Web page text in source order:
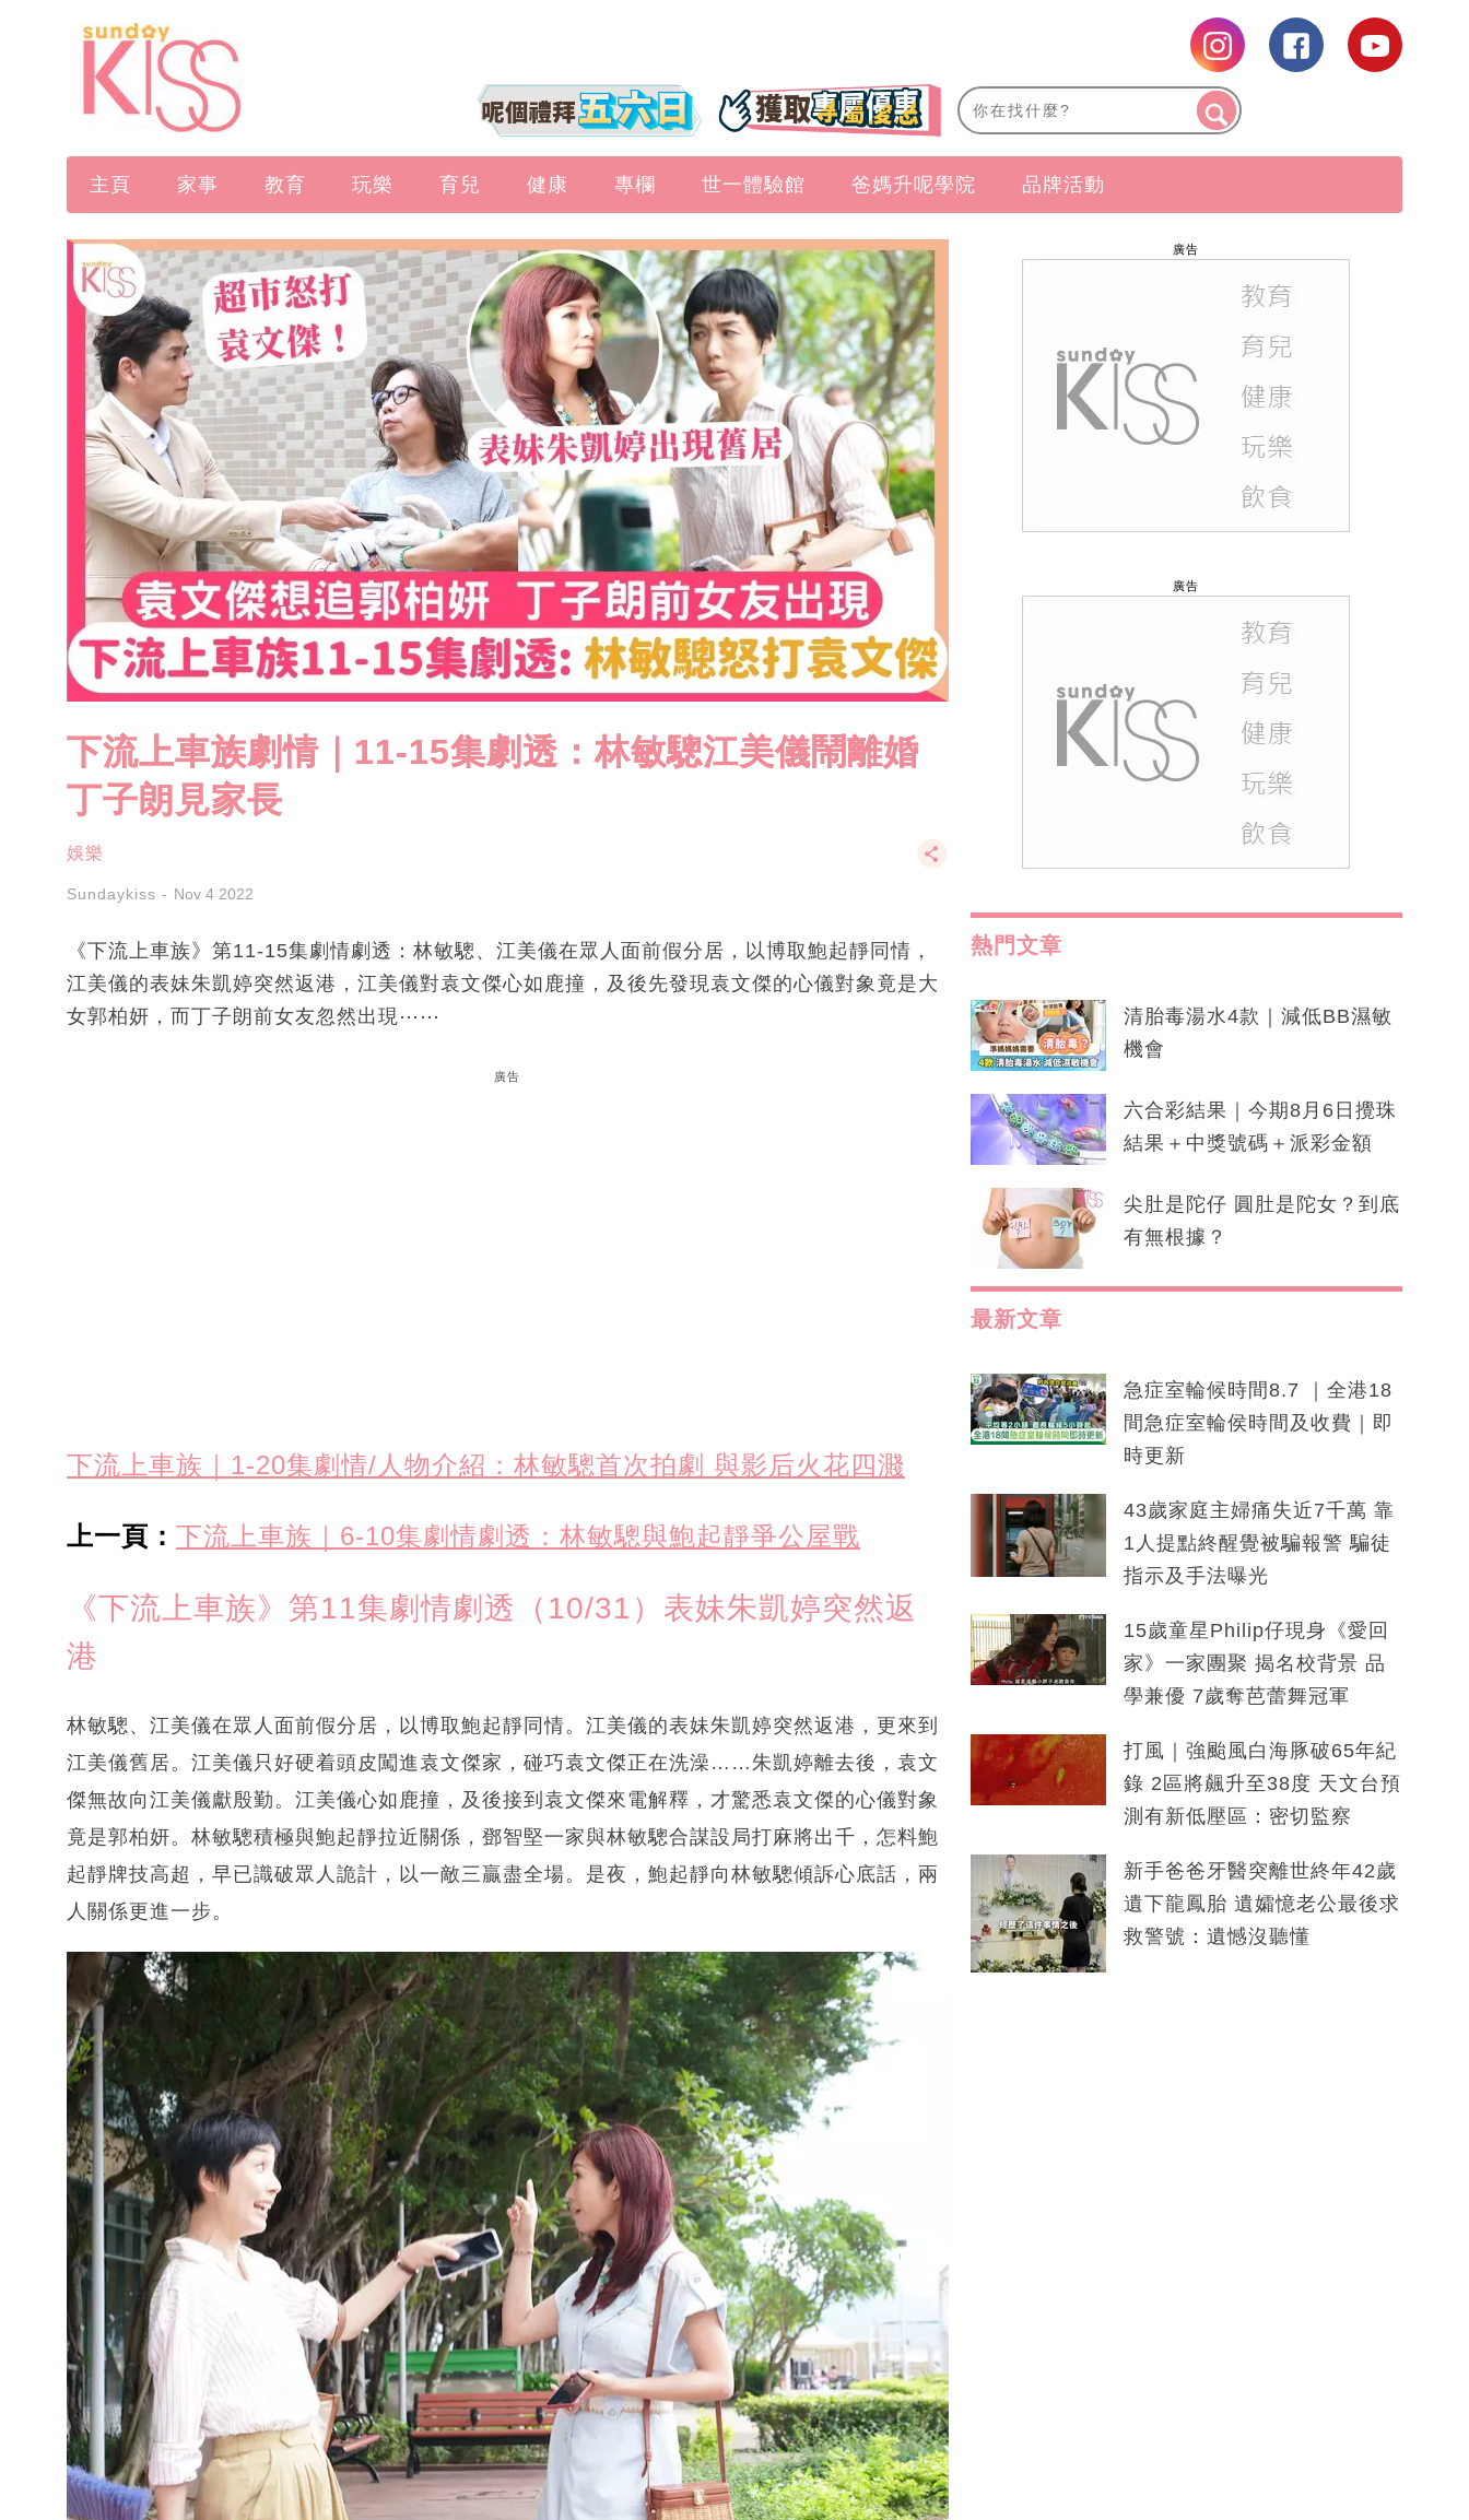
主頁 家事 教育 玩樂 育兒 健康 專欄 世一體驗館 爸媽升呢學院 品牌活動
下流上車族劇情｜11-15集劇透：林敏驄江美儀鬧離婚
丁子朗見家長
娛樂
Sundaykiss Nov 4 2022
《下流上車族》第11-15集劇情劇透：林敏驄、江美儀在眾人面前假分居，以博取鮑起靜同情，
江美儀的表妹朱凱婷突然返港，江美儀對袁文傑心如鹿撞，及後先發現袁文傑的心儀對象竟是大
女郭柏妍，而丁子朗前女友忽然出現⋯⋯
廣告
下流上車族｜1-20集劇情/人物介紹：林敏驄首次拍劇 與影后火花四濺
上一頁： 下流上車族｜6-10集劇情劇透：林敏驄與鮑起靜爭公屋戰
《下流上車族》第11集劇情劇透（10/31）表妹朱凱婷突然返
港
林敏驄、江美儀在眾人面前假分居，以博取鮑起靜同情。江美儀的表妹朱凱婷突然返港，更來到
江美儀舊居。江美儀只好硬着頭皮闖進袁文傑家，碰巧袁文傑正在洗澡……朱凱婷離去後，袁文
傑無故向江美儀獻殷勤。江美儀心如鹿撞，及後接到袁文傑來電解釋，才驚悉袁文傑的心儀對象
竟是郭柏妍。林敏驄積極與鮑起靜拉近關係，鄧智堅一家與林敏驄合謀設局打麻將出千，怎料鮑
起靜牌技高超，早已識破眾人詭計，以一敵三贏盡全場。是夜，鮑起靜向林敏驄傾訴心底話，兩
人關係更進一步。
廣告
廣告
熱門文章
清胎毒湯水4款｜減低BB濕敏
機會
六合彩結果｜今期8月6日攪珠
結果＋中獎號碼＋派彩金額
尖肚是陀仔 圓肚是陀女？到底
有無根據？
最新文章
急症室輪候時間8.7 ｜全港18
間急症室輪侯時間及收費｜即
時更新
43歲家庭主婦痛失近7千萬 靠
1人提點終醒覺被騙報警 騙徒
指示及手法曝光
15歲童星Philip仔現身《愛回
家》一家團聚 揭名校背景 品
學兼優 7歲奪芭蕾舞冠軍
打風｜強颱風白海豚破65年紀
錄 2區將飆升至38度 天文台預
測有新低壓區：密切監察
新手爸爸牙醫突離世終年42歲
遺下龍鳳胎 遺孀憶老公最後求
救警號：遺憾沒聽懂